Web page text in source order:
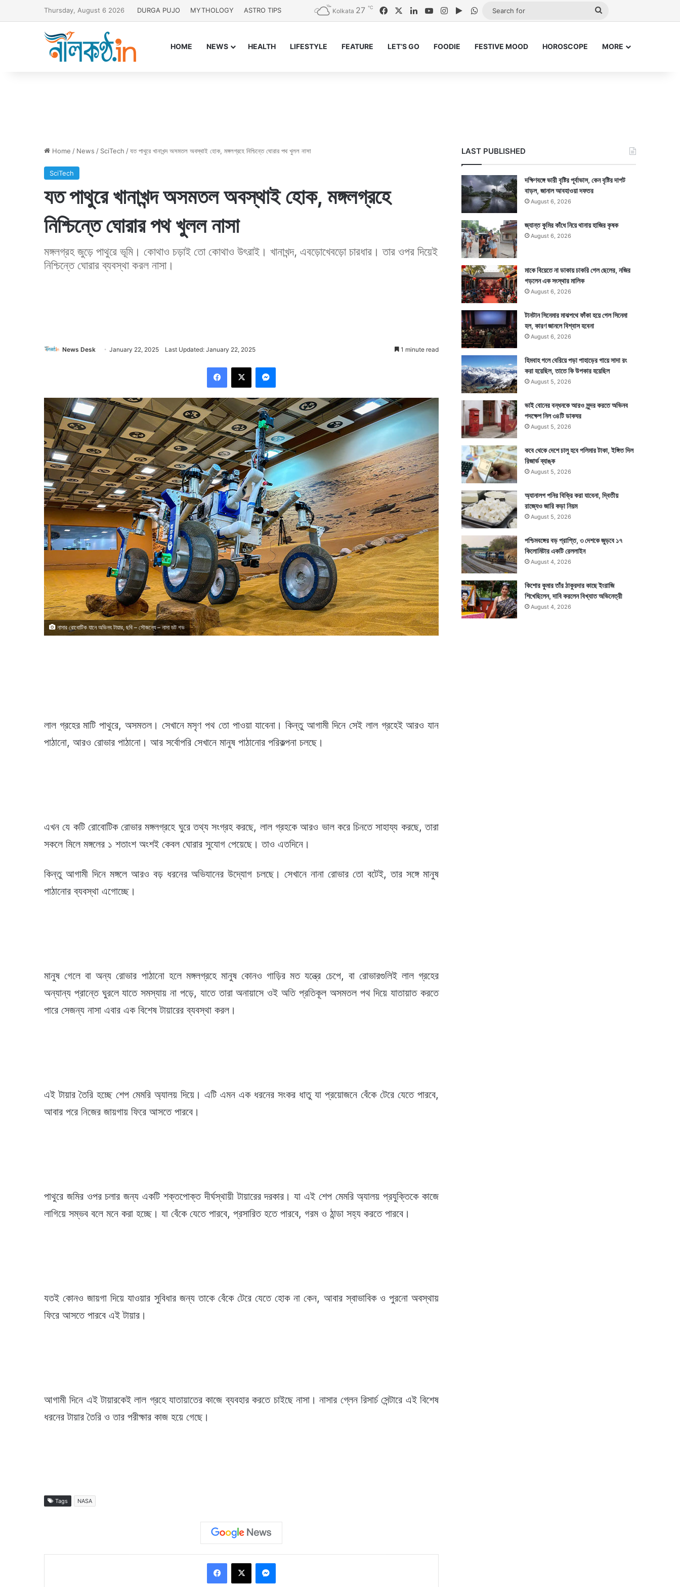
Thursday, August 6 2026 DURGA PUJO MYTHOLOGY ASTRO TIPS Kolkata 27 ℃ FacebookLinkedInYouTubeInstagramGoogle Play
WhatsApp
Search
HOME NEWS HEALTH LIFESTYLE FEATURE LET’S GO FOODIE FESTIVE MOOD HOROSCOPE MORE
Home / News / SciTech /যত পাথুরে খানাখন্দ অসমতল অবস্থাই হোক, মঙ্গলগ্রহে নিশ্চিন্তে ঘোরার পথ খুলল নাসা
SciTech
যত পাথুরে খানাখন্দ অসমতল অবস্থাই হোক, মঙ্গলগ্রহে
নিশ্চিন্তে ঘোরার পথ খুলল নাসা
মঙ্গলগ্রহ জুড়ে পাথুরে ভূমি। কোথাও চড়াই তো কোথাও উৎরাই। খানাখন্দ, এবড়োখেবড়ো চারধার। তার ওপর দিয়েই
নিশ্চিন্তে ঘোরার ব্যবস্থা করল নাসা।
News Desk January 22, 2025 Last Updated: January 22, 2025 1 minute read
নাসার রোবোটিক যানে অভিনব টায়ার, ছবি – সৌজন্যে – নাসা ডট গভ
লাল গ্রহের মাটি পাথুরে, অসমতল। সেখানে মসৃণ পথ তো পাওয়া যাবেনা। কিন্তু আগামী দিনে সেই লাল গ্রহেই আরও যান
পাঠানো, আরও রোভার পাঠানো। আর সর্বোপরি সেখানে মানুষ পাঠানোর পরিকল্পনা চলছে।
এখন যে কটি রোবোটিক রোভার মঙ্গলগ্রহে ঘুরে তথ্য সংগ্রহ করছে, লাল গ্রহকে আরও ভাল করে চিনতে সাহায্য করছে, তারা
সকলে মিলে মঙ্গলের ১ শতাংশ অংশই কেবল ঘোরার সুযোগ পেয়েছে। তাও এতদিনে।
কিন্তু আগামী দিনে মঙ্গলে আরও বড় ধরনের অভিযানের উদ্যোগ চলছে। সেখানে নানা রোভার তো বটেই, তার সঙ্গে মানুষ
পাঠানোর ব্যবস্থা এগোচ্ছে।
মানুষ গেলে বা অন্য রোভার পাঠানো হলে মঙ্গলগ্রহে মানুষ কোনও গাড়ির মত যন্ত্রে চেপে, বা রোভারগুলিই লাল গ্রহের
অন্যান্য প্রান্তে ঘুরলে যাতে সমস্যায় না পড়ে, যাতে তারা অনায়াসে ওই অতি প্রতিকূল অসমতল পথ দিয়ে যাতায়াত করতে
পারে সেজন্য নাসা এবার এক বিশেষ টায়ারের ব্যবস্থা করল।
এই টায়ার তৈরি হচ্ছে শেপ মেমরি অ্যালয় দিয়ে। এটি এমন এক ধরনের সংকর ধাতু যা প্রয়োজনে বেঁকে টেরে যেতে পারবে,
আবার পরে নিজের জায়গায় ফিরে আসতে পারবে।
পাথুরে জমির ওপর চলার জন্য একটি শক্তপোক্ত দীর্ঘস্থায়ী টায়ারের দরকার। যা এই শেপ মেমরি অ্যালয় প্রযুক্তিকে কাজে
লাগিয়ে সম্ভব বলে মনে করা হচ্ছে। যা বেঁকে যেতে পারবে, প্রসারিত হতে পারবে, গরম ও ঠান্ডা সহ্য করতে পারবে।
যতই কোনও জায়গা দিয়ে যাওয়ার সুবিধার জন্য তাকে বেঁকে টেরে যেতে হোক না কেন, আবার স্বাভাবিক ও পুরনো অবস্থায়
ফিরে আসতে পারবে এই টায়ার।
আগামী দিনে এই টায়ারকেই লাল গ্রহে যাতায়াতের কাজে ব্যবহার করতে চাইছে নাসা। নাসার গ্লেন রিসার্চ সেন্টারে এই বিশেষ
ধরনের টায়ার তৈরি ও তার পরীক্ষার কাজ হয়ে গেছে।
Tags NASA
LAST PUBLISHED
দক্ষিণবঙ্গে ভারী বৃষ্টির পূর্বাভাস, কেন বৃষ্টির দাপট
বাড়ল, জানাল আবহাওয়া দফতর
August 6, 2026
জ্যান্ত কুমির কাঁধে নিয়ে থানায় হাজির কৃষক
August 6, 2026
মাকে বিয়েতে না ডাকায় চাকরি গেল ছেলের, নজির
গড়লেন এক সংস্থার মালিক
August 6, 2026
টানটান সিনেমার মাঝপথে ফাঁকা হয়ে গেল সিনেমা
হল, কারণ জানলে বিশ্বাস হবেনা
August 6, 2026
হিমবাহ গলে বেরিয়ে পড়া পাহাড়ের গায়ে সাদা রং
করা হয়েছিল, তাতে কি উপকার হয়েছিল
August 5, 2026
ভাই বোনের বন্ধনকে আরও সুন্দর করতে অভিনব
পদক্ষেপ নিল ৩৪টি ডাকঘর
August 5, 2026
কবে থেকে দেশে চালু হবে পলিমার টাকা, ইঙ্গিত দিল
রিজার্ভ ব্যাঙ্ক
August 5, 2026
অ্যানালগ পনির বিক্রি করা যাবেনা, দ্বিতীয়
রাজ্যেও জারি কড়া নিয়ম
August 5, 2026
পশ্চিমবঙ্গের বড় প্রাপ্তি, ৩ দেশকে জুড়বে ১৭
কিলোমিটার একটি রেললাইন
August 4, 2026
কিশোর কুমার তাঁর ঠাকুরদার কাছে ইংরাজি
শিখেছিলেন, দাবি করলেন বিখ্যাত অভিনেত্রী
August 4, 2026